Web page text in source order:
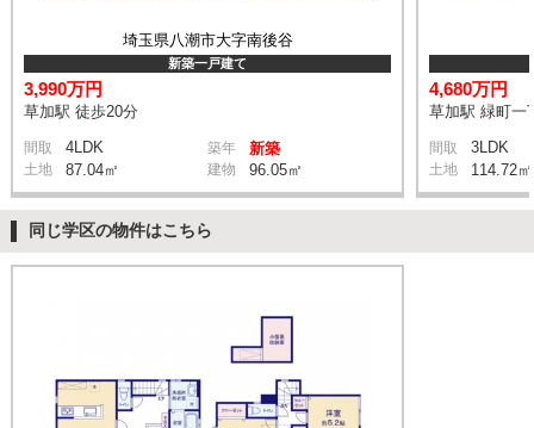
埼玉県八潮市大字南後谷
新築一戸建て
3,990万円
草加駅 徒歩20分
間取 4LDK 築年 新築
土地 87.04㎡ 建物 96.05㎡
4,680万円
草加駅 緑町一
間取 3LDK
土地 114.72㎡
同じ学区の物件はこちら